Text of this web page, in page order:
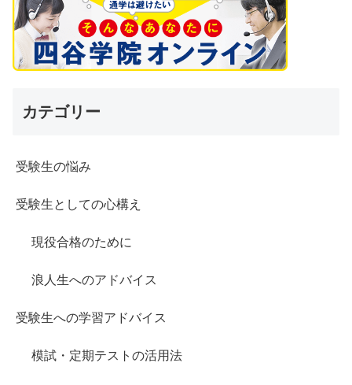
カテゴリー
受験生の悩み
受験生としての心構え
現役合格のために
浪人生へのアドバイス
受験生への学習アドバイス
模試・定期テストの活用法